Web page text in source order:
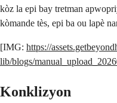
kòz la epi bay tretman
kòmande tès, epi ba ou lapè
[IMG: https://
lib/blogs/
Konklizyon